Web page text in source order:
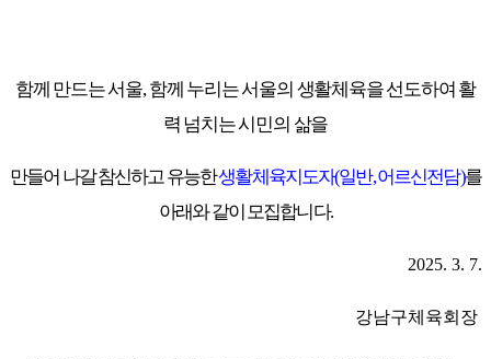
함께 만드는 서울,함께 누리는 서울의 생활체육을 선도하여 활
력 넘치는 시민의 삶을
만들어 나갈 참신하고 유능한생활체육지도자(일반,어르신전담)를
아래와 같이 모집합니다.
2025. 3. 7.
강남구체육회장